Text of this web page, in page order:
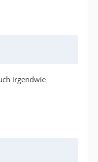
irgendwie